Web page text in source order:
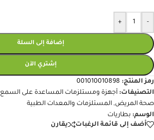
-
+
إضافة إلى السلة
إشتري الآن
رمز المنتج: 001010010898
التصنيفات: أجهزة ومستلزمات المساعدة على السمع
صحة المريض, المستلزمات والمعدات الطبية
الوسم: بطاريات
أضف إلى قائمة الرغبات
يقارن